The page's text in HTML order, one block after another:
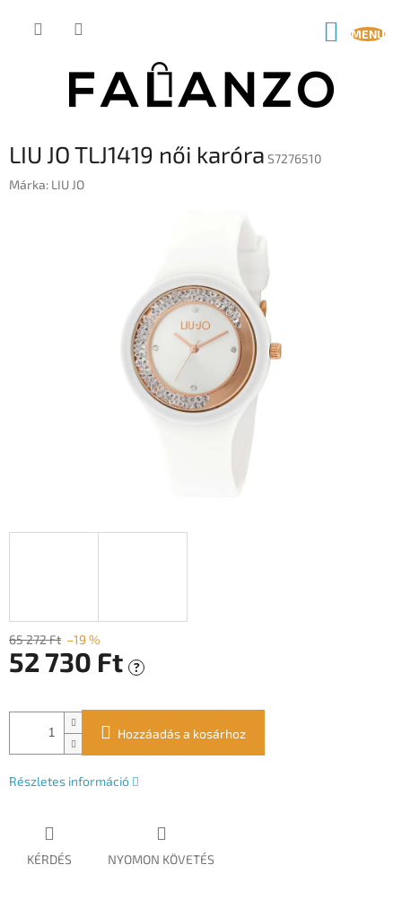
KOSÁR
LIU JO TLJ1419 női karóra S7276510
Márka: LIU JO
65 272 Ft –19 %
52 730 Ft ?
Hozzáadás a kosárhoz
Részletes információ
KÉRDÉS NYOMON KÖVETÉS